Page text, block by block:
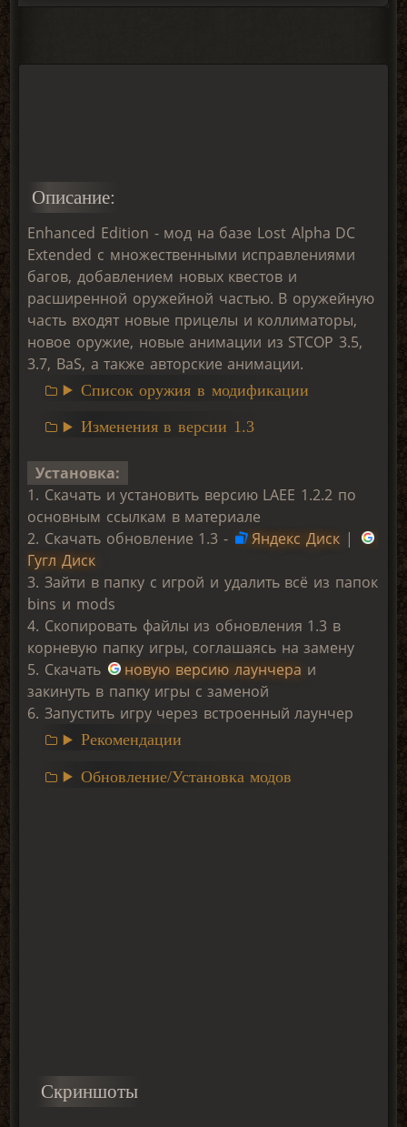
Описание:
Enhanced Edition - мод на базе Lost Alpha DC
Extended с множественными исправлениями
багов, добавлением новых квестов и
расширенной оружейной частью. В оружейную
часть входят новые прицелы и коллиматоры,
новое оружие, новые анимации из STCOP 3.5,
3.7, BaS, а также авторские анимации.
Список оружия в модификации
Изменения в версии 1.3
Установка:
1. Скачать и установить версию LAEE 1.2.2 по
основным ссылкам в материале
2. Скачать обновление 1.3 -
Яндекс Диск |
Гугл Диск
3. Зайти в папку с игрой и удалить всё из папок
bins и mods
4. Скопировать файлы из обновления 1.3 в
корневую папку игры, соглашаясь на замену
5. Скачать
новую версию лаунчера и
закинуть в папку игры с заменой
6. Запустить игру через встроенный лаунчер
Рекомендации
Обновление/Установка модов
Скриншоты